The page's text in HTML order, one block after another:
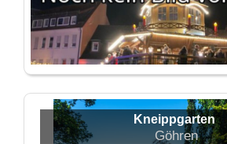
Kneippgarten
Göhren